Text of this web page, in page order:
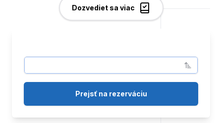
Prejsť na rezerváciu
Dozvediet sa viac